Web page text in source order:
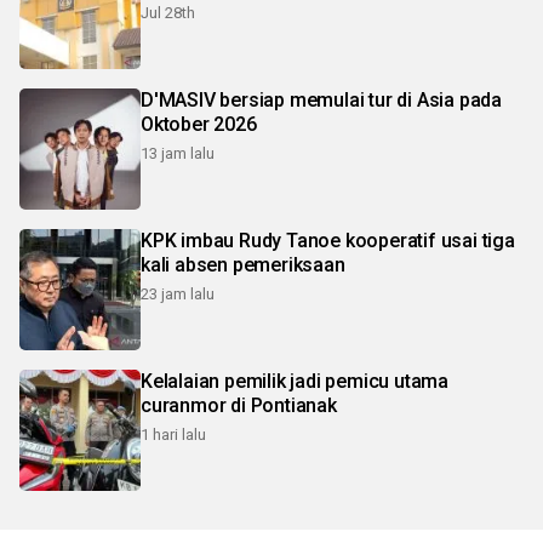
Jul 28th
D'MASIV bersiap memulai tur di Asia pada
Oktober 2026
13 jam lalu
KPK imbau Rudy Tanoe kooperatif usai tiga
kali absen pemeriksaan
23 jam lalu
Kelalaian pemilik jadi pemicu utama
curanmor di Pontianak
1 hari lalu